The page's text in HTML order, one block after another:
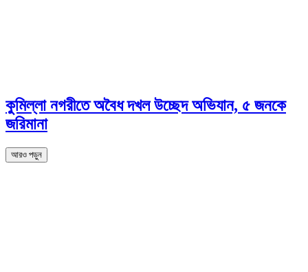
কুমিল্লা নগরীতে অবৈধ দখল উচ্ছেদ অভিযান, ৫ জনকে
জরিমানা
আরও পড়ুন